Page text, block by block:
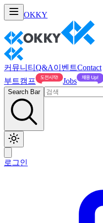
OKKY
커뮤니티 Q&A이벤트Contact
부트캠프
Jobs
Search Bar
로그인